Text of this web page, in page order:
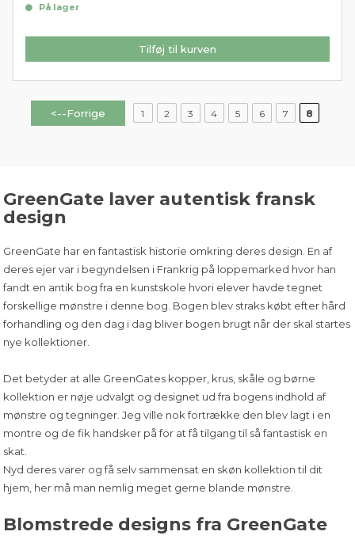
På lager
Tilføj til kurven
<--Forrige 1 2 3 4 5 6 7 8
GreenGate laver autentisk fransk
design
GreenGate har en fantastisk historie omkring deres design. En af
deres ejer var i begyndelsen i Frankrig på loppemarked hvor han
fandt en antik bog fra en kunstskole hvori elever havde tegnet
forskellige mønstre i denne bog. Bogen blev straks købt efter hård
forhandling og den dag i dag bliver bogen brugt når der skal startes
nye kollektioner.
Det betyder at alle GreenGates kopper, krus, skåle og børne
kollektion er nøje udvalgt og designet ud fra bogens indhold af
mønstre og tegninger. Jeg ville nok fortrække den blev lagt i en
montre og de fik handsker på for at få tilgang til så fantastisk en
skat.
Nyd deres varer og få selv sammensat en skøn kollektion til dit
hjem, her må man nemlig meget gerne blande mønstre.
Blomstrede designs fra GreenGate